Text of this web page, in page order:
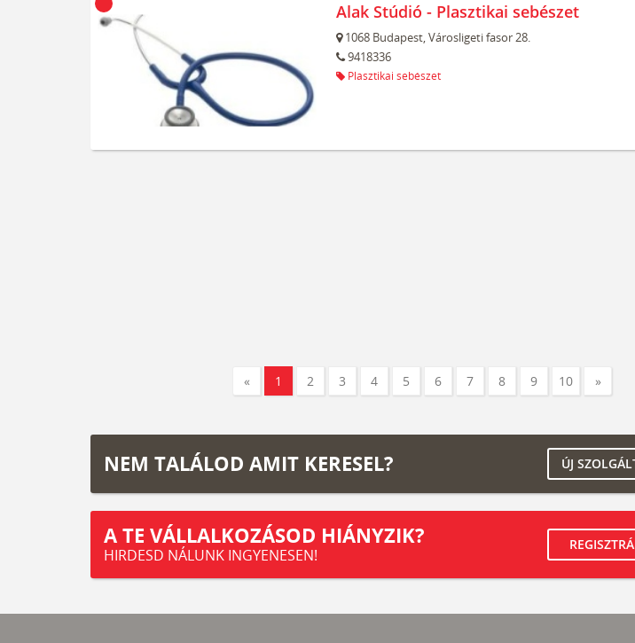
Alak Stúdió - Plasztikai sebészet
1068 Budapest,Városligeti fasor 28.
9418336
Plasztikai sebészet
« 1 2 3 4 5 6 7 8 9 10 »
NEM TALÁLOD AMIT KERESEL? ÚJ
A TE VÁLLALKOZÁSOD HIÁNYZIK?
HIRDESD NÁLUNK INGYENESEN!